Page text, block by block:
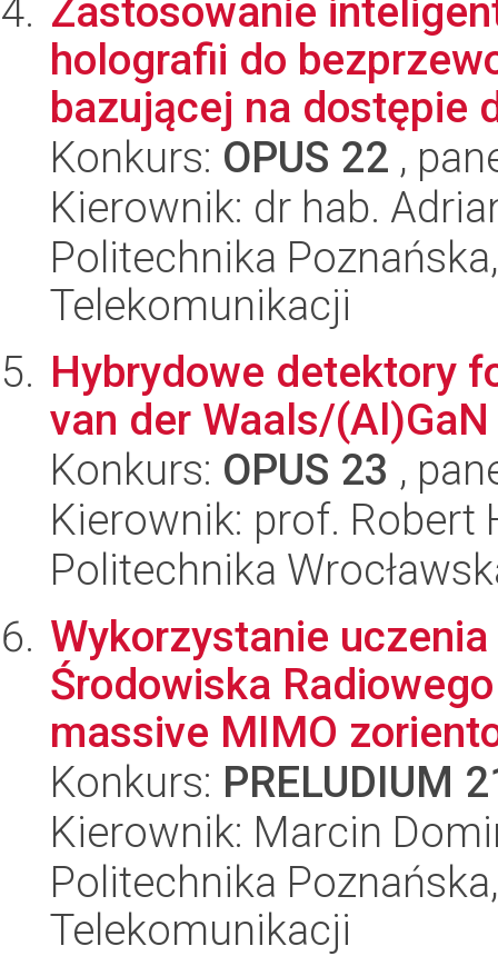
Zastosowanie
holografii do
bazującej na dostępie
Konkurs: OPUS 22 ,
Kierownik: dr hab.
Politechnika
Telekomunikacji
Hybrydowe detektory
van der Waals/(Al)GaN
Konkurs: OPUS 23 ,
Kierownik: prof. Robert
Politechnika
Wykorzystanie
Środowiska
massive MIMO
Konkurs: PRELUDIUM
Kierownik: Marcin
Politechnika
Telekomunikacji